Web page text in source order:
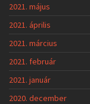
2021. május
2021. április
2021. március
2021. február
2021. január
2020. december